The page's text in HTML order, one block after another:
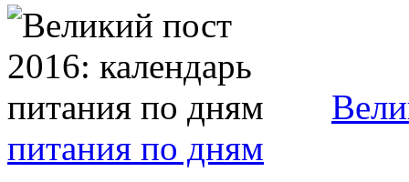
питания по дням